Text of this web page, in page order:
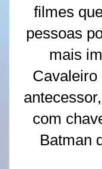
filmes
pessoas
mais
Cavaleiro
com
Batman